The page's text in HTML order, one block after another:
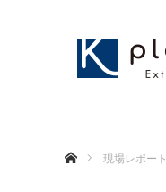
現場レポート